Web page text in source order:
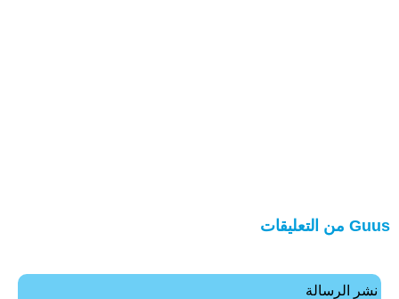
Guus من التعليقات
نشر الرسالة